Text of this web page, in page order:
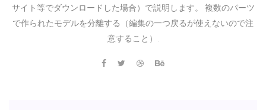
サイト等でダウンロードした場合）で説明します。 複数のパーツ
で作られたモデルを分離する（編集の一つ戻るが使えないので注
意すること）.